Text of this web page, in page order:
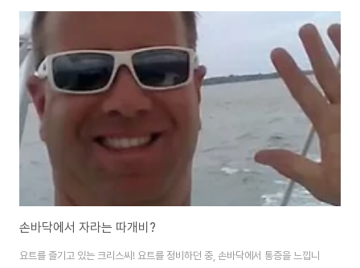
손바닥에서 자라는 따개비?
요트를 즐기고 있는 크리스씨! 요트를 정비하던 중, 손바닥에서 통증을 느낍니